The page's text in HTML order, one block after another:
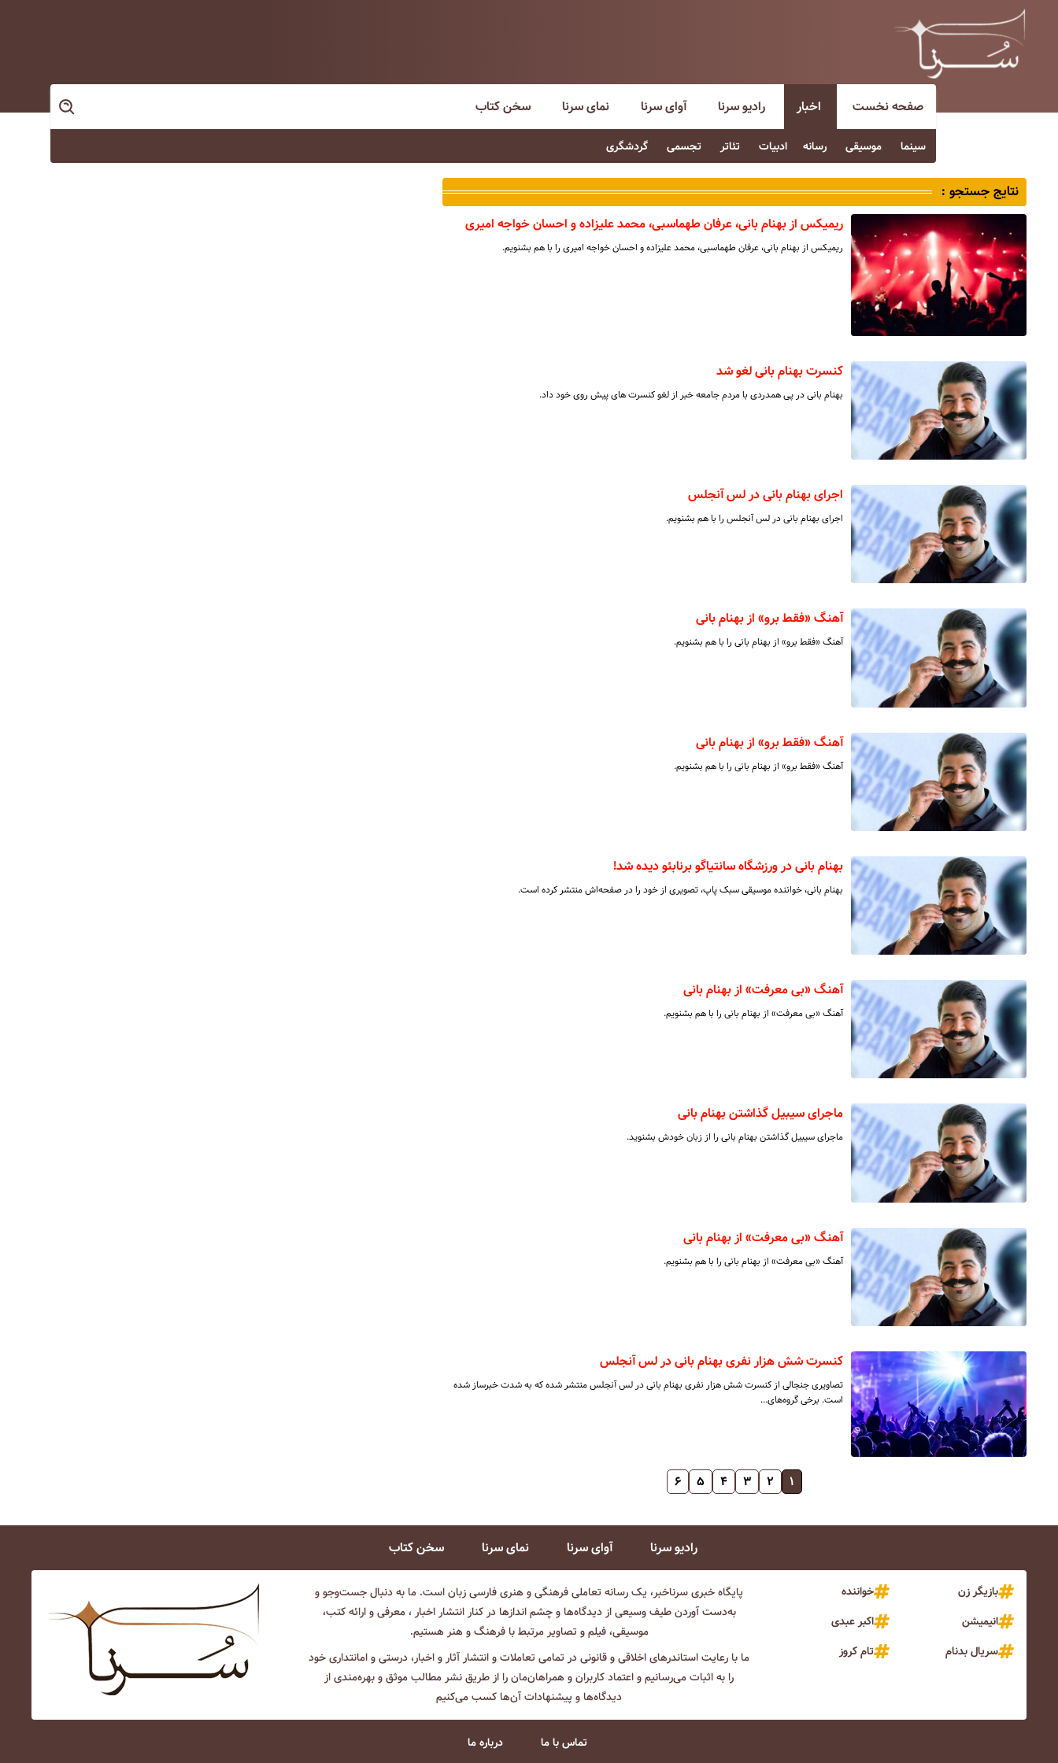
صفحه نخست اخبار
سینما موسیقی رسانه ادبیات تئاتر تجسمی گردشگری
رادیو سرنا آوای سرنا نمای سرنا سخن کتاب
نتایج جستجو :
ریمیکس از بهنام بانی، عرفان طهماسبی، محمد علیزاده و احسان خواجه امیری
ریمیکس از بهنام بانی، عرفان طهماسبی، محمد علیزاده و احسان خواجه امیری را با هم بشنویم.
کنسرت بهنام بانی لغو شد
بهنام بانی در پی همدردی با مردم جامعه خبر از لغو کنسرت های پیش روی خود داد.
اجرای بهنام بانی در لس آنجلس
اجرای بهنام بانی در لس آنجلس را با هم بشنویم.
آهنگ «فقط برو» از بهنام بانی
آهنگ «فقط برو» از بهنام بانی را با هم بشنویم.
آهنگ «فقط برو» از بهنام بانی
آهنگ «فقط برو» از بهنام بانی را با هم بشنویم.
بهنام بانی در ورزشگاه سانتیاگو برنابئو دیده شد!
بهنام بانی، خواننده موسیقی سبک پاپ، تصویری از خود را در صفحه‌اش منتشر کرده است.
آهنگ «بی معرفت» از بهنام بانی
آهنگ «بی معرفت» از بهنام بانی را با هم بشنویم.
ماجرای سیبیل گذاشتن بهنام بانی
ماجرای سیبیل گذاشتن بهنام بانی را از زبان خودش بشنوید.
آهنگ «بی معرفت» از بهنام بانی
آهنگ «بی معرفت» از بهنام بانی را با هم بشنویم.
کنسرت شش هزار نفری بهنام بانی در لس آنجلس
تصاویری جنجالی از کنسرت شش هزار نفری بهنام بانی در لس آنجلس منتشر شده که به شدت خبرساز شده
است. برخی گروه‌های…
۱ ۲ ۳ ۴ ۵ ۶
رادیو سرنا آوای سرنا نمای سرنا سخن کتاب
بازیگر زن
خواننده
انیمیشن
اکبر عبدی
سریال بدنام
تام کروز
پایگاه خبری سرناخبر، یک رسانه تعاملی فرهنگی و هنری فارسی زبان است. ما به دنبال جست‌و‌جو و
به‌دست آوردن طیف وسیعی از دیدگاه‌ها و چشم انداز‌ها در کنار انتشار اخبار ، معرفی و ارائه کتب،
موسیقی، فیلم و تصاویر مرتبط با فرهنگ و هنر هستیم.
ما با رعایت استاندرهای اخلاقی و قانونی در تمامی تعاملات و انتشار آثار و اخبار، درستی و امانتداری خود
را به اثبات می‌رسانیم و اعتماد کاربران و همراهان‌مان را از طریق نشر مطالب موثق و بهره‌مندی از
دیدگاه‌ها و پیشنهادات آن‌ها کسب می‌کنیم
تماس با ما درباره ما